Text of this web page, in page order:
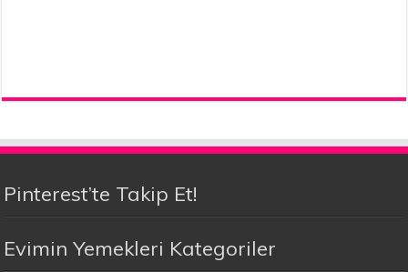
Pinterest’te Takip Et!
Evimin Yemekleri Kategoriler